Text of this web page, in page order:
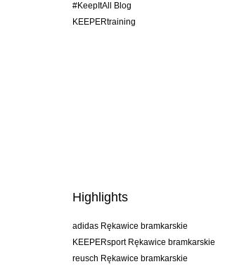
#KeepItAll Blog
KEEPERtraining
Highlights
adidas Rękawice bramkarskie
KEEPERsport Rękawice bramkarskie
reusch Rękawice bramkarskie